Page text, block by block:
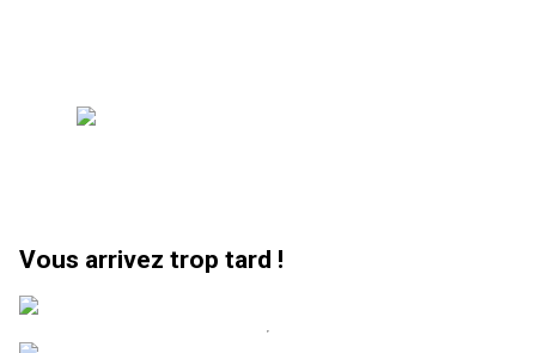
Vous arrivez trop tard !